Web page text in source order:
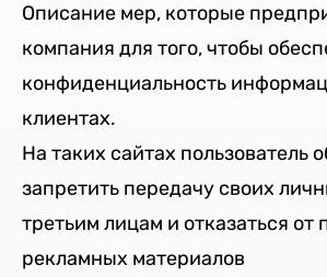
Описание мер, которые
компания для того, чтобы
конфиденциальность
клиентах.
На таких сайтах пользователь
запретить передачу своих
третьим лицам и отказаться от
рекламных материалов